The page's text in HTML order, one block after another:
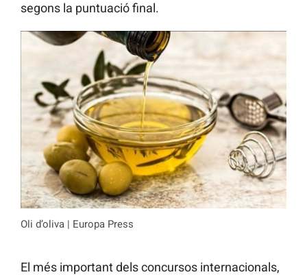
segons la puntuació final.
Oli d’oliva | Europa Press
El més important dels concursos internacionals,